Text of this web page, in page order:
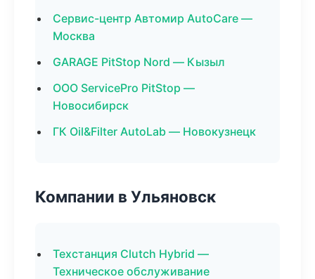
Сервис-центр Автомир AutoCare —
Москва
GARAGE PitStop Nord — Кызыл
ООО ServicePro PitStop —
Новосибирск
ГК Oil&Filter AutoLab — Новокузнецк
Компании в Ульяновск
Техстанция Clutch Hybrid —
Техническое обслуживание